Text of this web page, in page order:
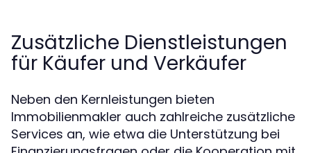
Zusätzliche Dienstleistungen
für Käufer und Verkäufer
Neben den Kernleistungen bieten
Immobilienmakler auch zahlreiche zusätzliche
Services an, wie etwa die Unterstützung bei